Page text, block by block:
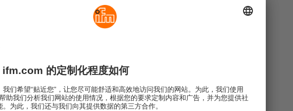
起的电容变化由测量元件检测到并用于计算最终角度值。
都在出厂前进行了绝对校准。